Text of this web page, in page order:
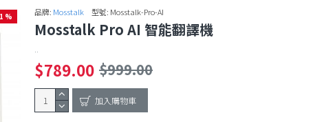
% 品牌: Mosstalk 型號: Mosstalk-Pro-AI
Mosstalk Pro AI 智能翻譯機
..
$789.00 $999.00
加入購物車